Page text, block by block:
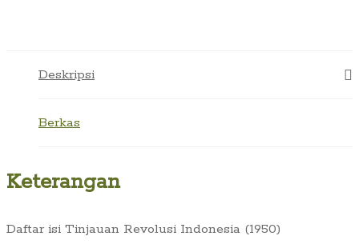
Deskripsi
Berkas
Keterangan
Daftar isi Tinjauan Revolusi Indonesia (1950)